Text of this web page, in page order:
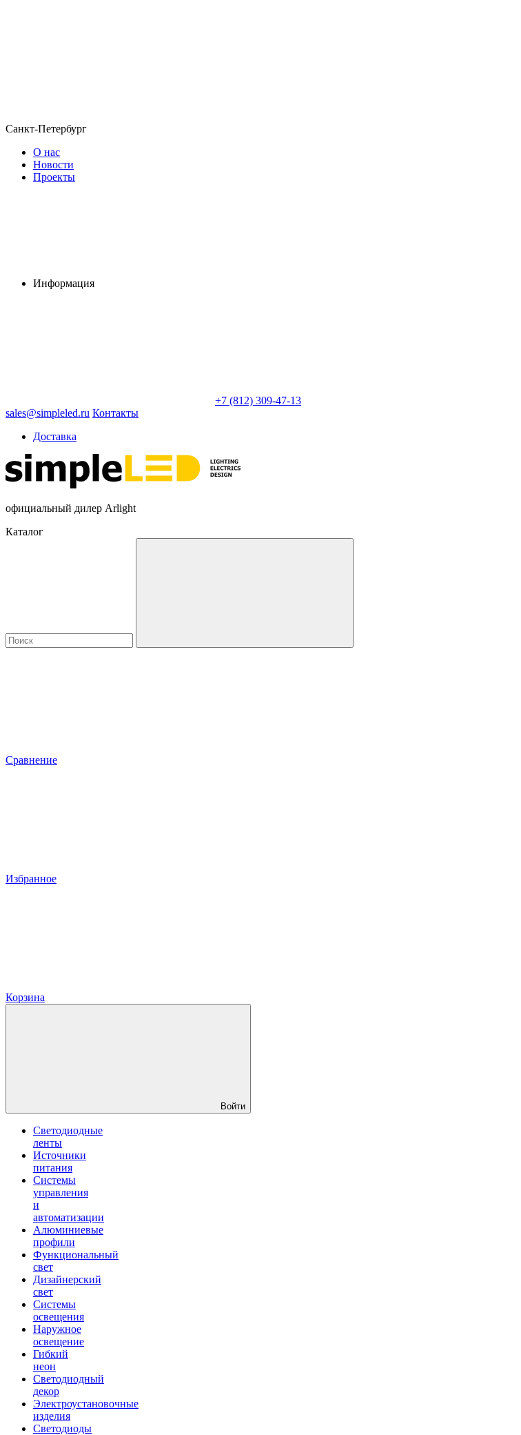
Санкт-Петербург
О нас
Новости
Проекты
Информация
+7 (812) 309-47-13
sales@simpleled.ru Контакты
Доставка
официальный дилер Arlight
Каталог
Сравнение
Избранное
Корзина
Войти
Светодиодные
ленты
Источники
питания
Системы
управления
и
автоматизации
Алюминиевые
профили
Функциональный
свет
Дизайнерский
свет
Системы
освещения
Наружное
освещение
Гибкий
неон
Светодиодный
декор
Электроустановочные
изделия
Светодиоды